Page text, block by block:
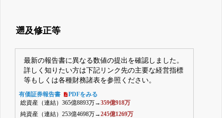
遡及修正等
最新の報告書に異なる数値の提出を確認しました。
詳しく知りたい方は下記リンク先の主要な経営指標
等もしくは各種財務諸表を参照ください。
有価証券報告書
PDFをみる
総資産（連結）365億8893万→359億918万
純資産（連結）253億4698万→245億1269万